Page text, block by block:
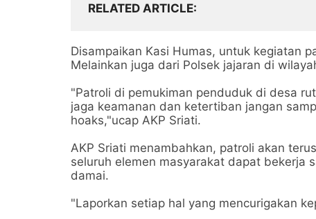
RELATED ARTICLE
Disampaikan Kasi Humas, untuk kegiatan
Melainkan juga dari Polsek jajaran di
"Patroli di pemukiman penduduk di desa
jaga keamanan dan ketertiban jangan
hoaks,"ucap AKP Sriati.
AKP Sriati menambahkan, patroli akan
seluruh elemen masyarakat dapat bekerja
damai.
"Laporkan setiap hal yang mencurigakan